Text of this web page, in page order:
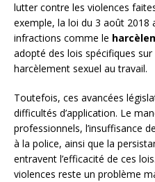
lutter contre les violences
exemple, la loi du 3 août 2018
infractions comme le
adopté des lois spécifiques
harcèlement sexuel au travail.
Toutefois, ces avancées
difficultés d’application. Le
professionnels, l’insuffisance
à la police, ainsi que la
entravent l’efficacité de ces
violences reste un problème